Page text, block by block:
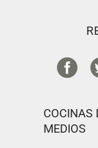
COCINAS
MEDIOS